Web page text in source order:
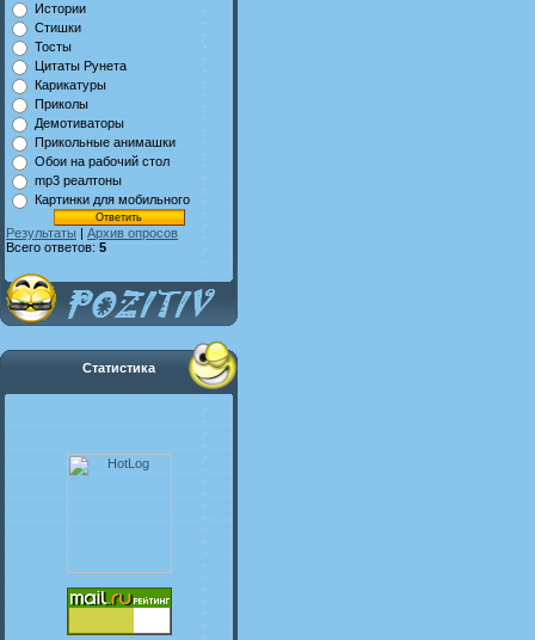
Истории
Стишки
Тосты
Цитаты Рунета
Карикатуры
Приколы
Демотиваторы
Прикольные анимашки
Обои на рабочий стол
mp3 реалтоны
Картинки для мобильного
Результаты | Архив опросов
Всего ответов: 5
Статистика